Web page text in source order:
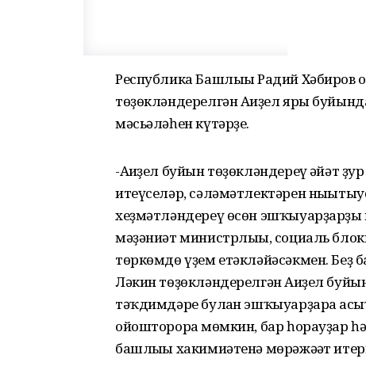
Республика Башлығы Радий
төҙөкләндерелгән Ағиҙел яры
мәсьәләһен күтәрҙе.
-Ағиҙел буйын төҙөкләндереү
итеүселәр, сәләмәтлектәрен
хеҙмәтләндереү өсөн
мәҙәниәт министрлығы, социаль
төркөмдө үҙем етәкләйәсәкмен.
Ләкин төҙөкләндерелгән Ағиҙел
тәҡдимдәре булған эшҡыуарҙарға
ойошторорға мөмкин, бар һорауҙар
башлығы хакимиәтенә мөрәжәғәт